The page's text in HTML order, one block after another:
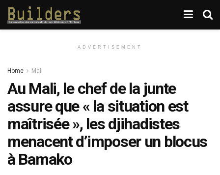
ADVERTISEMENT
Home Mali
Au Mali, le chef de la junte
assure que « la situation est
maîtrisée », les djihadistes
menacent d’imposer un blocus
à Bamako